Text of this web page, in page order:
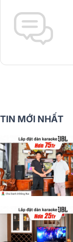
TIN MỚI NHẤT